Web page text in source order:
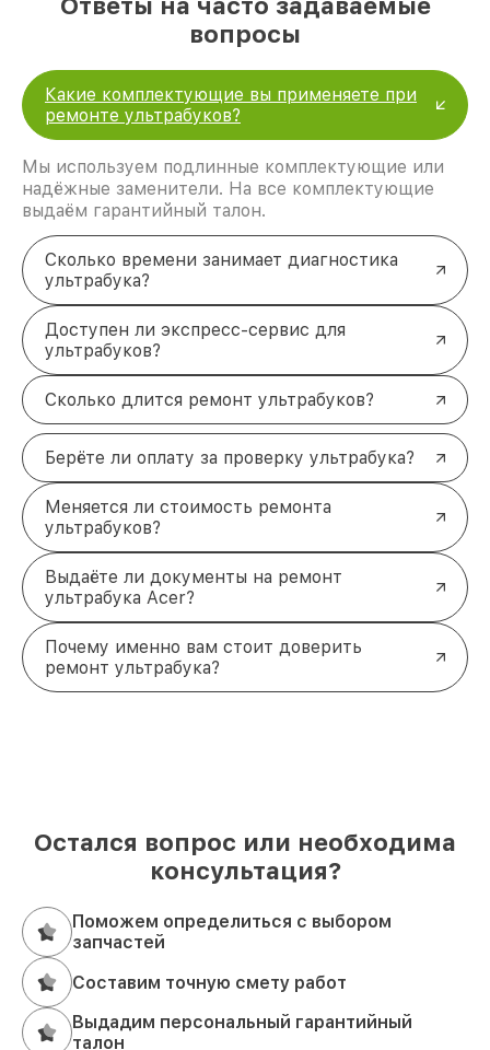
производительности.
Ремонт Wi-Fi ультрабука Acer — для
Замена матрицы ультрабука Acer — при
повреждении дисплея или появлении
дефектов изображения.
Заключение
Обращайтесь в наш сервисный центр для
профессионального ремонта и обслуживания
вашего ультрабука Acer. Мы гарантируем высокое
качество работы, использование оригинальных
комплектующих и индивидуальный подход к
каждому клиенту. Для записи на диагностику или
консультации свяжитесь с нами по телефону
(812) 214-74-99
или посетите наш офис по адресу
13-я линия В.О., д. 72
вопросы
Какие комплектующие вы применяете при
ремонте ультрабуков?
Мы используем подлинные комплектующие или
надёжные заменители. На все комплектующие
выдаём гарантийный талон.
Сколько времени занимает диагностика
ультрабука?
Доступен ли экспресс-сервис для
ультрабуков?
Сколько длится ремонт ультрабуков?
Берёте ли оплату за проверку ультрабука?
Меняется ли стоимость ремонта
ультрабуков?
Выдаёте ли документы на ремонт
ультрабука Acer?
Почему именно вам стоит доверить
ремонт ультрабука?
Остался вопрос или необходима
консультация?
Поможем определиться с выбором
запчастей
Составим точную смету работ
Выдадим персональный гарантийный
талон